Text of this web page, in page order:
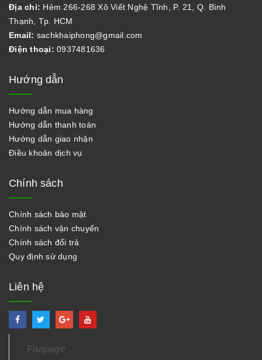
Địa chỉ: Hẻm 266-268 Xô Viết Nghệ Tĩnh, P. 21, Q. Bình
Thạnh, Tp. HCM
Email: sachkhaiphong@gmail.com
Điện thoại: 0937481636
Hướng dẫn
Hướng dẫn mua hàng
Hướng dẫn thanh toán
Hướng dẫn giao nhận
Điều khoản dịch vụ
Chính sách
Chính sách bảo mật
Chính sách vận chuyển
Chính sách đổi trả
Quy định sử dụng
Liên hệ
Fanpage